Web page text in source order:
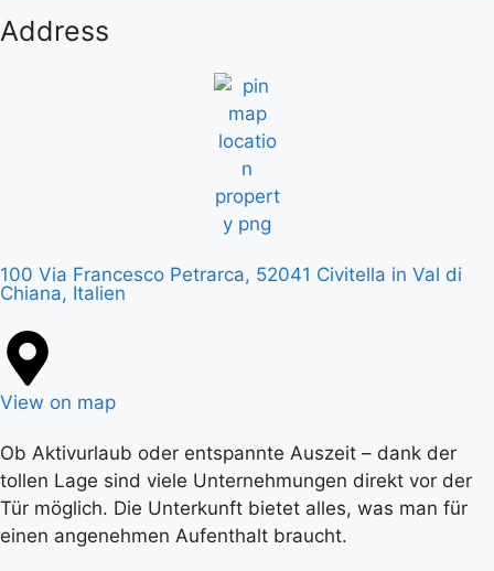
Address
100 Via Francesco Petrarca, 52041 Civitella in Val di
Chiana, Italien
View on map
Ob Aktivurlaub oder entspannte Auszeit – dank der
tollen Lage sind viele Unternehmungen direkt vor der
Tür möglich. Die Unterkunft bietet alles, was man für
einen angenehmen Aufenthalt braucht.